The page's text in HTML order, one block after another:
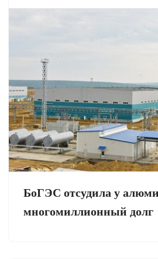
БоГЭС отсудила у
многомиллионный долг